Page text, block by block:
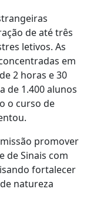
de até três
letivos. As
em
2 horas e 30
de 1.400 alunos
o curso de
promover
de Sinais com
fortalecer
natureza